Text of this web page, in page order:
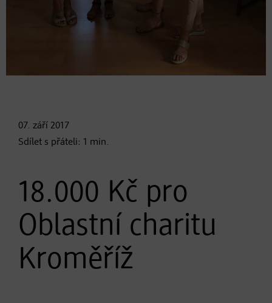
07. září 2017
Sdílet s přáteli: 1 min.
18.000 Kč pro
Oblastní charitu
Kroměříž